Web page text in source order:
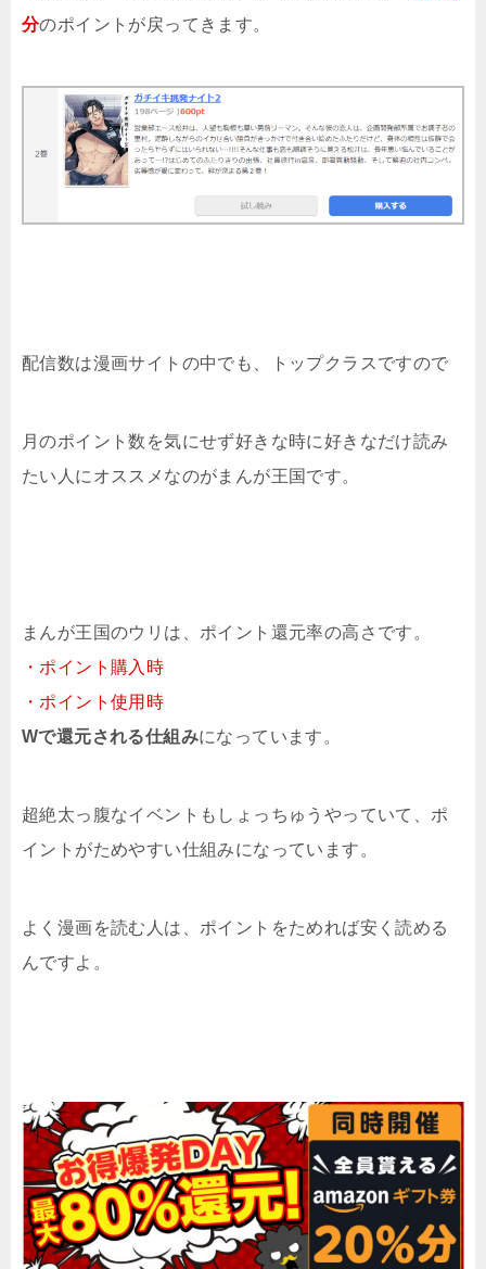
分のポイントが戻ってきます。
配信数は漫画サイトの中でも、トップクラスですので
月のポイント数を気にせず好きな時に好きなだけ読み
たい人にオススメなのがまんが王国です。
まんが王国のウリは、ポイント還元率の高さです。
・ポイント購入時
・ポイント使用時
Wで還元される仕組みになっています。
超絶太っ腹なイベントもしょっちゅうやっていて、ポ
イントがためやすい仕組みになっています。
よく漫画を読む人は、ポイントをためれば安く読める
んですよ。